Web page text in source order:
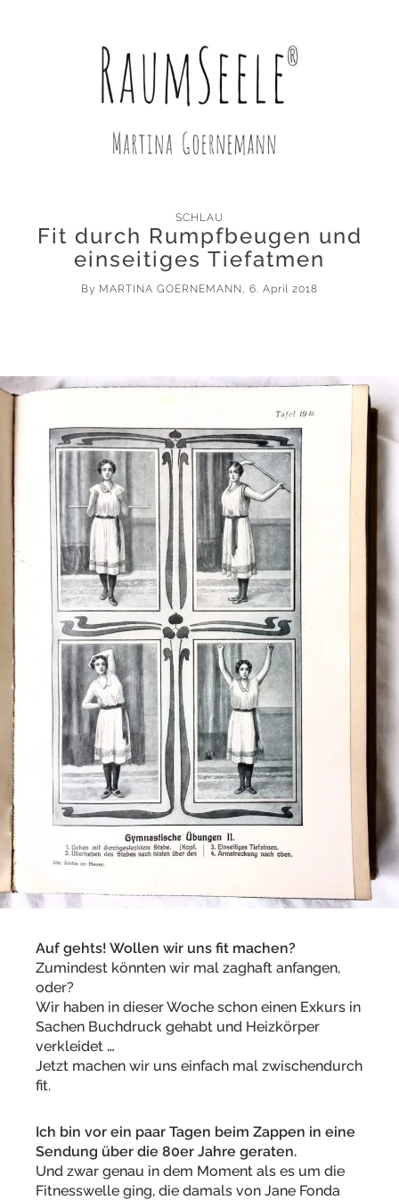
SCHLAU
Fit durch Rumpfbeugen und
einseitiges Tiefatmen
By MARTINA GOERNEMANN , 6. April 2018
Auf gehts! Wollen wir uns fit machen?
Zumindest könnten wir mal zaghaft anfangen,
oder?
Wir haben in dieser Woche schon einen Exkurs in
Sachen Buchdruck gehabt und Heizkörper
verkleidet …
Jetzt machen wir uns einfach mal zwischendurch
fit.
Ich bin vor ein paar Tagen beim Zappen in eine
Sendung über die 80er Jahre geraten.
Und zwar genau in dem Moment als es um die
Fitnesswelle ging, die damals von Jane Fonda